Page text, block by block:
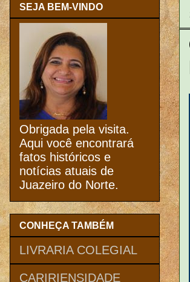
SEJA BEM-VINDO
Obrigada pela visita.
Aqui você encontrará
fatos históricos e
notícias atuais de
Juazeiro do Norte.
CONHEÇA TAMBÉM
LIVRARIA COLEGIAL
CARIRIENSIDADE